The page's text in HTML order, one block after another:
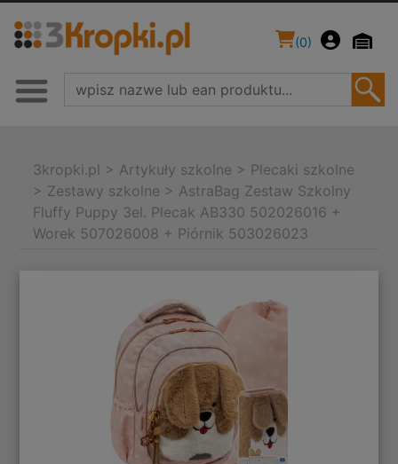
(0)
3kropki.pl > Artykuły szkolne > Plecaki szkolne
> Zestawy szkolne > AstraBag Zestaw Szkolny
Fluffy Puppy 3el. Plecak AB330 502026016 +
Worek 507026008 + Piórnik 503026023